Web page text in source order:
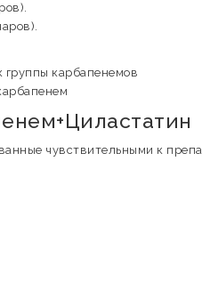
группы карбапенемов
чувствительными к